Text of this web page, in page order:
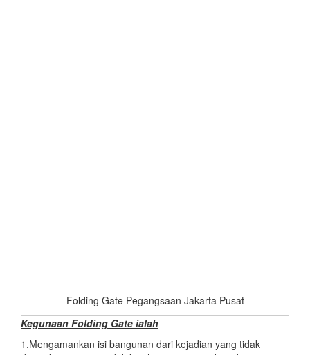
Folding Gate Pegangsaan Jakarta Pusat
Kegunaan Folding Gate ialah
1.Mengamankan isi bangunan dari kejadian yang tidak